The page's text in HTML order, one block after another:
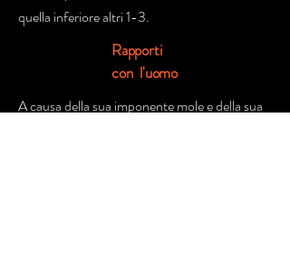
quella inferiore altri 1-3.
Rapporti
con l'uomo
A causa della sua imponente mole e della sua